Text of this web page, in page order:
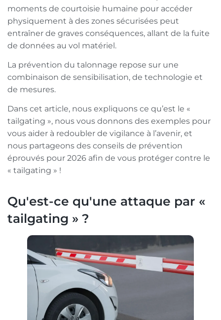
moments de courtoisie humaine pour accéder
physiquement à des zones sécurisées peut
entraîner de graves conséquences, allant de la fuite
de données au vol matériel.
La prévention du talonnage repose sur une
combinaison de sensibilisation, de technologie et
de mesures.
Dans cet article, nous expliquons ce qu’est le «
tailgating », nous vous donnons des exemples pour
vous aider à redoubler de vigilance à l’avenir, et
nous partageons des conseils de prévention
éprouvés pour 2026 afin de vous protéger contre le
« tailgating » !
Qu'est-ce qu'une attaque par «
tailgating » ?